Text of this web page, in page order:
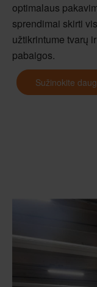
optimalaus
sprendimai skirti
užtikrintume tvarų
pabaigos.
Sužinokite